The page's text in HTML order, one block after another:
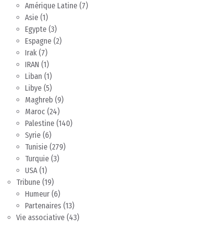
Amérique Latine (7)
Asie (1)
Egypte (3)
Espagne (2)
Irak (7)
IRAN (1)
Liban (1)
Libye (5)
Maghreb (9)
Maroc (24)
Palestine (140)
Syrie (6)
Tunisie (279)
Turquie (3)
USA(1)
Tribune (19)
Humeur (6)
Partenaires (13)
Vie associative (43)